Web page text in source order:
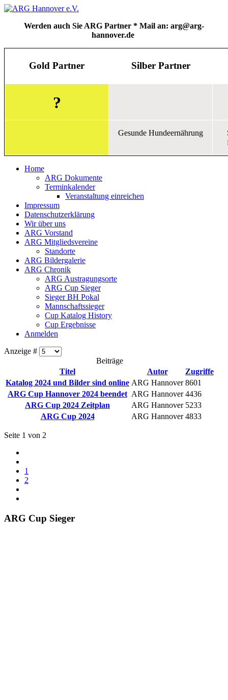
Werden auch Sie ARG Partner * Mail an: arg@arg-
hannover.de
Gold Partner Silber Partner
?
Gesunde Hundeernährung
Home
ARG Dokumente
Terminkalender
Veranstaltung einreichen
Impressum
Datenschutzerklärung
Wir über uns
ARG Vorstand
ARG Mitgliedsvereine
Standorte
ARG Bildergalerie
ARG Chronik
ARG Austragungsorte
ARG Cup Sieger
Sieger BH Pokal
Mannschaftssieger
Cup Katalog History
Cup Ergebnisse
Anmelden
Anzeige #
Beiträge
Titel
Autor
Zugriffe
Katalog 2024 und Bilder sind online ARG Hannover 8601
ARG Cup Hannover 2024 beendet ARG Hannover 4436
ARG Cup 2024 Zeitplan
ARG Hannover 5233
ARG Cup 2024
ARG Hannover 4833
Seite 1 von 2
1
2
ARG Cup Sieger